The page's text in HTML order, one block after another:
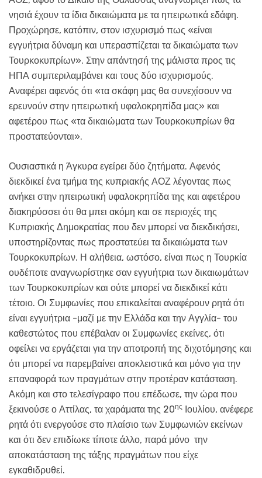
νησιά έχουν τα ίδια δικαιώματα με τα ηπειρωτικά εδάφη.
Προχώρησε, κατόπιν, στον ισχυρισμό πως «είναι
εγγυήτρια δύναμη και υπερασπίζεται τα δικαιώματα των
Τουρκοκυπρίων». Στην απάντησή της μάλιστα προς τις
ΗΠΑ συμπεριλαμβάνει και τους δύο ισχυρισμούς.
Αναφέρει αφενός ότι «τα σκάφη μας θα συνεχίσουν να
ερευνούν στην ηπειρωτική υφαλοκρηπίδα μας» και
αφετέρου πως «τα δικαιώματα των Τουρκοκυπρίων θα
προστατεύονται».
Ουσιαστικά η Άγκυρα εγείρει δύο ζητήματα. Αφενός
διεκδικεί ένα τμήμα της κυπριακής ΑΟΖ λέγοντας πως
ανήκει στην ηπειρωτική υφαλοκρηπίδα της και αφετέρου
διακηρύσσει ότι θα μπει ακόμη και σε περιοχές της
Κυπριακής Δημοκρατίας που δεν μπορεί να διεκδικήσει,
υποστηρίζοντας πως προστατεύει τα δικαιώματα των
Τουρκοκυπρίων. Η αλήθεια, ωστόσο, είναι πως η Τουρκία
ουδέποτε αναγνωρίστηκε σαν εγγυήτρια των δικαιωμάτων
των Τουρκοκυπρίων και ούτε μπορεί να διεκδικεί κάτι
τέτοιο. Οι Συμφωνίες που επικαλείται αναφέρουν ρητά ότι
είναι εγγυήτρια -μαζί με την Ελλάδα και την Αγγλία- του
καθεστώτος που επέβαλαν οι Συμφωνίες εκείνες, ότι
οφείλει να εργάζεται για την αποτροπή της διχοτόμησης και
ότι μπορεί να παρεμβαίνει αποκλειστικά και μόνο για την
επαναφορά των πραγμάτων στην προτέραν κατάσταση.
Ακόμη και στο τελεσίγραφο που επέδωσε, την ώρα που
ξεκινούσε ο Αττίλας, τα χαράματα της 20ης
Ιουλίου, ανέφερε
ρητά ότι ενεργούσε στο πλαίσιο των Συμφωνιών εκείνων
και ότι δεν επιδίωκε τίποτε άλλο, παρά μόνο την
αποκατάσταση της τάξης πραγμάτων που είχε
εγκαθιδρυθεί.